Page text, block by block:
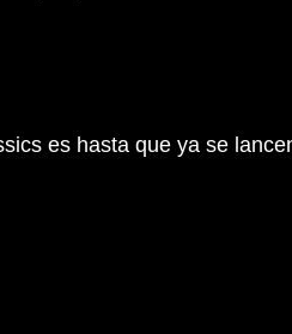
es hasta que ya se